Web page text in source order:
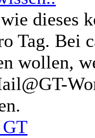
dieses
Tag. Bei
wollen,